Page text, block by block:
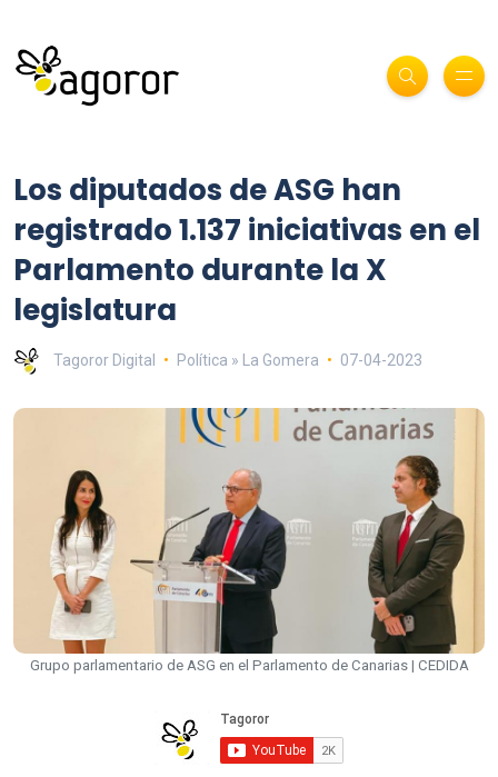
Los diputados de ASG han
registrado 1.137 iniciativas en el
Parlamento durante la X
legislatura
Tagoror Digital Política » La Gomera 07-04-2023
Grupo parlamentario de ASG en el Parlamento de Canarias | CEDIDA